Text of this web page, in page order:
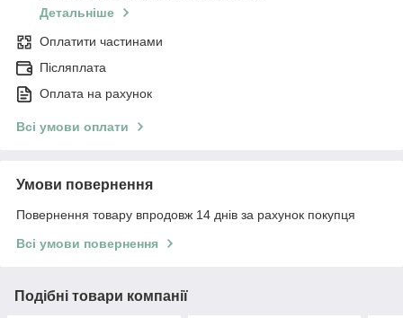
Детальніше
Оплатити частинами
Післяплата
Оплата на рахунок
Всі умови оплати
Умови повернення
Повернення товару впродовж 14 днів за рахунок покупця
Всі умови повернення
Подібні товари компанії